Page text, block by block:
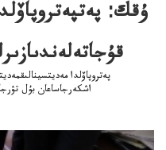
ۇقك:
پەتروپاۆلدا
اشكەرجاساعان بۇل